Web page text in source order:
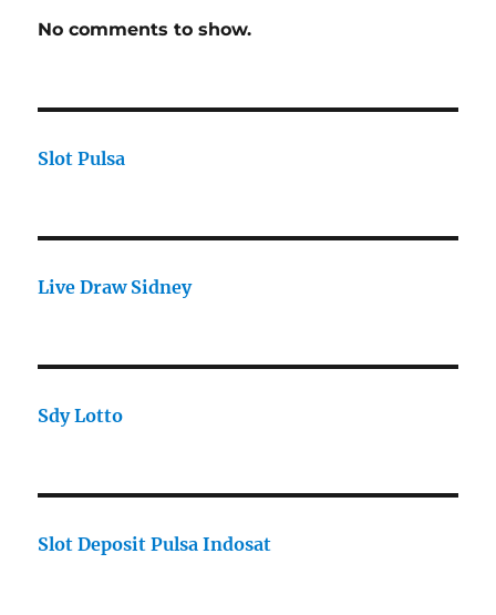
No comments to show.
Slot Pulsa
Live Draw Sidney
Sdy Lotto
Slot Deposit Pulsa Indosat